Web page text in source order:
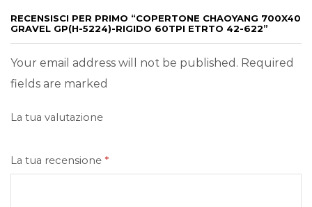
RECENSISCI PER PRIMO “COPERTONE CHAOYANG 700X40
GRAVEL GP(H-5224)-RIGIDO 60TPI ETRTO 42-622”
Your email address will not be published. Required
fields are marked
La tua valutazione
La tua recensione *